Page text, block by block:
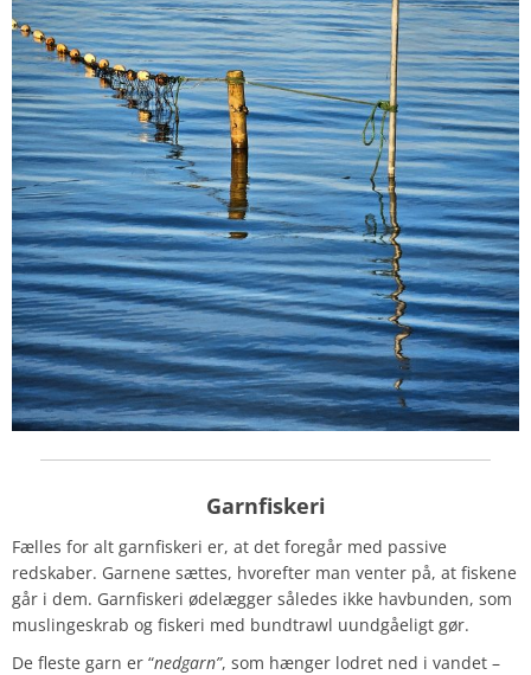
Garnfiskeri
Fælles for alt garnfiskeri er, at det foregår med passive
redskaber. Garnene sættes, hvorefter man venter på, at fiskene
går i dem. Garnfiskeri ødelægger således ikke havbunden, som
muslingeskrab og fiskeri med bundtrawl uundgåeligt gør.
De fleste garn er “nedgarn”, som hænger lodret ned i vandet –